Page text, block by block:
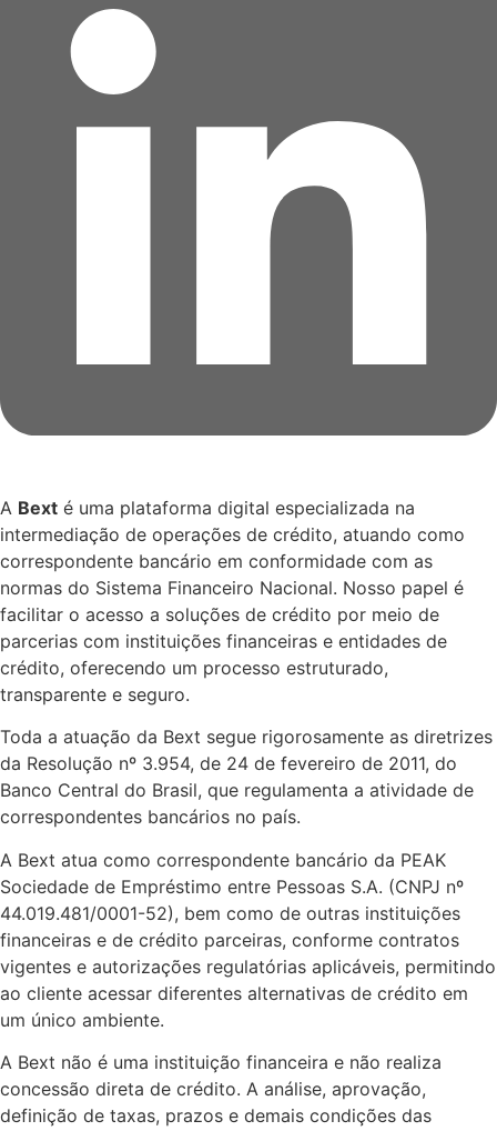
A Bext é uma plataforma digital especializada na
intermediação de operações de crédito, atuando como
correspondente bancário em conformidade com as
normas do Sistema Financeiro Nacional. Nosso papel é
facilitar o acesso a soluções de crédito por meio de
parcerias com instituições financeiras e entidades de
crédito, oferecendo um processo estruturado,
transparente e seguro.
Toda a atuação da Bext segue rigorosamente as diretrizes
da Resolução nº 3.954, de 24 de fevereiro de 2011, do
Banco Central do Brasil, que regulamenta a atividade de
correspondentes bancários no país.
A Bext atua como correspondente bancário da PEAK
Sociedade de Empréstimo entre Pessoas S.A. (CNPJ nº
44.019.481/0001-52), bem como de outras instituições
financeiras e de crédito parceiras, conforme contratos
vigentes e autorizações regulatórias aplicáveis, permitindo
ao cliente acessar diferentes alternativas de crédito em
um único ambiente.
A Bext não é uma instituição financeira e não realiza
concessão direta de crédito. A análise, aprovação,
definição de taxas, prazos e demais condições das